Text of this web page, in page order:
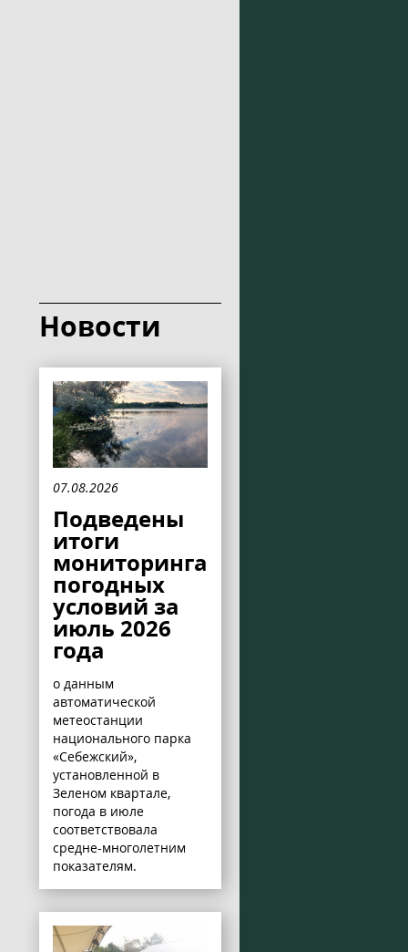
Новости
07.08.2026
Подведены
итоги
мониторинга
погодных
условий за
июль 2026
года
о данным
автоматической
метеостанции
национального парка
«Себежский»,
установленной в
Зеленом квартале,
погода в июле
соответствовала
средне-многолетним
показателям.